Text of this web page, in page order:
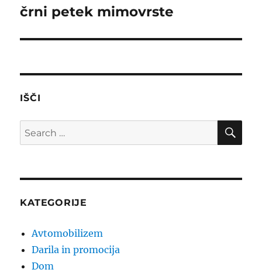
Next
črni petek mimovrste
IŠČI
Search
for:
KATEGORIJE
Avtomobilizem
Darila in promocija
Dom